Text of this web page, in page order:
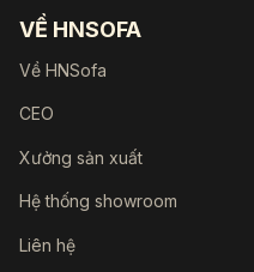
VỀ HNSOFA
Về HNSofa
CEO
Xưởng sản xuất
Hệ thống showroom
Liên hệ